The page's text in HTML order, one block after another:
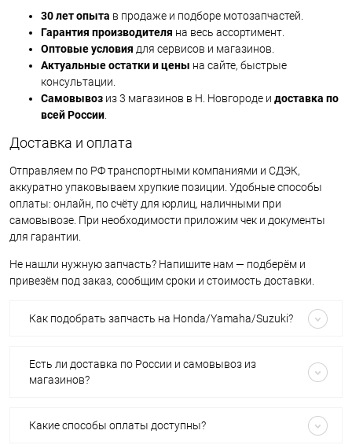
30 лет опыта в продаже и подборе мотозапчастей.
Гарантия производителя на весь ассортимент.
Оптовые условия для сервисов и магазинов.
Актуальные остатки и цены на сайте, быстрые
консультации.
Самовывоз из 3 магазинов в Н. Новгороде и доставка по
всей России
Доставка и оплата
Отправляем по РФ транспортными компаниями и СДЭК,
аккуратно упаковываем хрупкие позиции. Удобные способы
оплаты: онлайн, по счёту для юрлиц, наличными при
самовывозе. При необходимости приложим чек и документы
для гарантии.
Не нашли нужную запчасть? Напишите нам — подберём и
привезём под заказ, сообщим сроки и стоимость доставки.
Как подобрать запчасть на Honda/Yamaha/Suzuki?
Есть ли доставка по России и самовывоз из
магазинов?
Какие способы оплаты доступны?